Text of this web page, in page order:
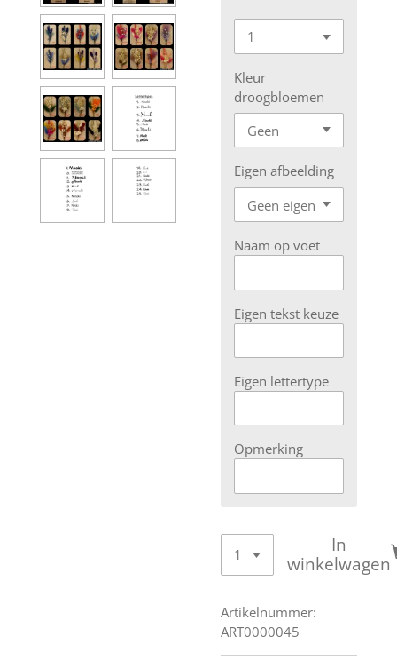
Kleur
droogbloemen
Eigen afbeelding
Naam op voet
Eigen tekst keuze
Eigen lettertype
Opmerking
In
winkelwagen
Artikelnummer:
ART0000045